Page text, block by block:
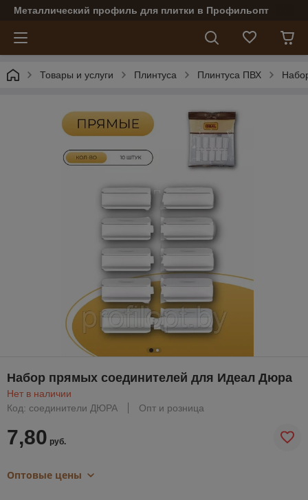
Металлический профиль для плитки в Профильопт
Товары и услуги Плинтуса Плинтуса ПВХ
Набор прямых соединителей для Идеал Дюра
Нет в наличии
Код: соединители ДЮРА
Опт и розница
7,80 руб.
Оптовые цены